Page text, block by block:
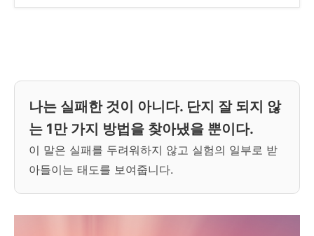
나는 실패한 것이 아니다. 단지 잘 되지 않
는 1만 가지 방법을 찾아냈을 뿐이다.
이 말은 실패를 두려워하지 않고 실험의 일부로 받
아들이는 태도를 보여줍니다.